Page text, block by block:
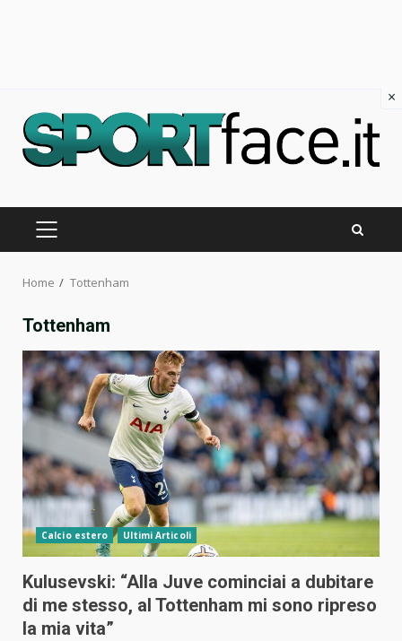
content
PRIMARY
Home Tottenham
Tottenham
Calcio estero Ultimi Articoli
Kulusevski: “Alla Juve cominciai a dubitare
di me stesso, al Tottenham mi sono ripreso
la mia vita”
×